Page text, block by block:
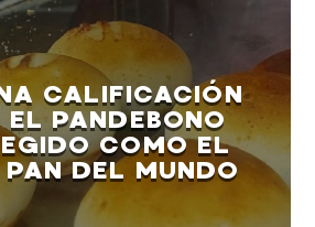
CALIFICACIÓN
PANDEBONO
COMO EL
DEL MUNDO